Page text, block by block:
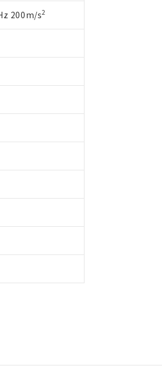
200m/s2
りました。
ることから、特段のことがない限り、